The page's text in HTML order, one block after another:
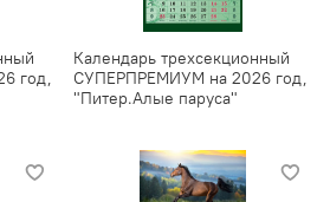
год,
Календарь трехсекционный
СУПЕРПРЕМИУМ на 2026 год,
"Питер.Алые паруса"